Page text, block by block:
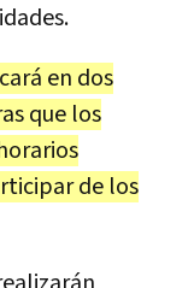
en dos
que los
de los